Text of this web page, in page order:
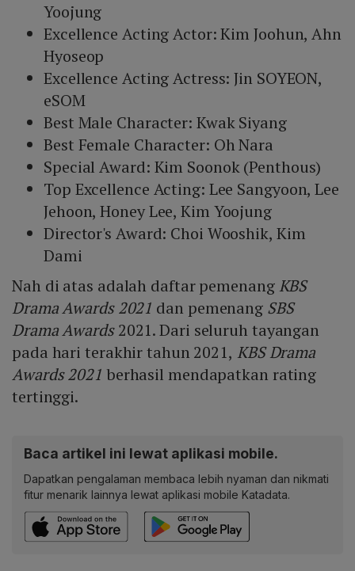
Yoojung
Excellence Acting Actor: Kim Joohun, Ahn
Hyoseop
Excellence Acting Actress: Jin SOYEON,
eSOM
Best Male Character: Kwak Siyang
Best Female Character: Oh Nara
Special Award: Kim Soonok (Penthous)
Top Excellence Acting: Lee Sangyoon, Lee
Jehoon, Honey Lee, Kim Yoojung
Director's Award: Choi Wooshik, Kim
Dami
Nah di atas adalah daftar pemenang KBS
Drama Awards 2021 dan pemenang SBS
Drama Awards2021. Dari seluruh tayangan
pada hari terakhir tahun 2021, KBS Drama
Awards 2021 berhasil mendapatkan rating
tertinggi.
Baca artikel ini lewat aplikasi mobile.
Dapatkan pengalaman membaca lebih nyaman dan nikmati
fitur menarik lainnya lewat aplikasi mobile Katadata.